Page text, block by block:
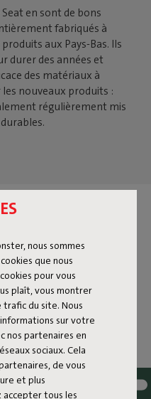
nous sommes
que nous
pour vous
plaît, vous montrer
du site. Nous
sur votre
nos partenaires en
sociaux. Cela
de vous
et plus
accepter tous les
en sont de bons
fabriqués à
aux Pays-Bas. Ils
durer des années et
des matériaux à
nouveaux produits :
régulièrement mis
dès la toute première
déjà vers l’avenir.
dure longtemps, soit
adapté lorsque c’est